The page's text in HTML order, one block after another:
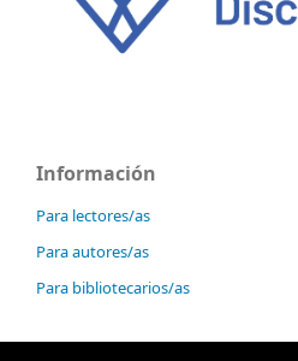
Información
Para lectores/as
Para autores/as
Para bibliotecarios/as